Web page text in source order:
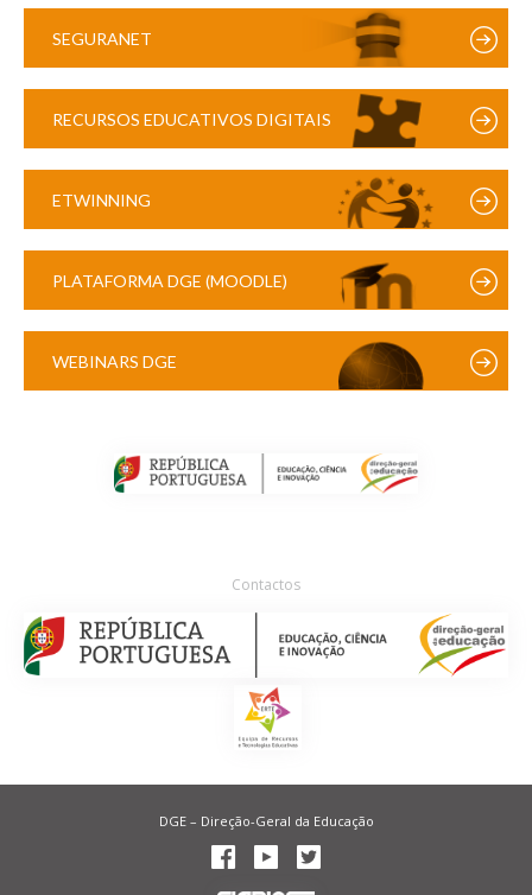
SEGURANET
RECURSOS EDUCATIVOS DIGITAIS
ETWINNING
PLATAFORMA DGE (MOODLE)
WEBINARS DGE
Contactos
DGE – Direção-Geral da Educação